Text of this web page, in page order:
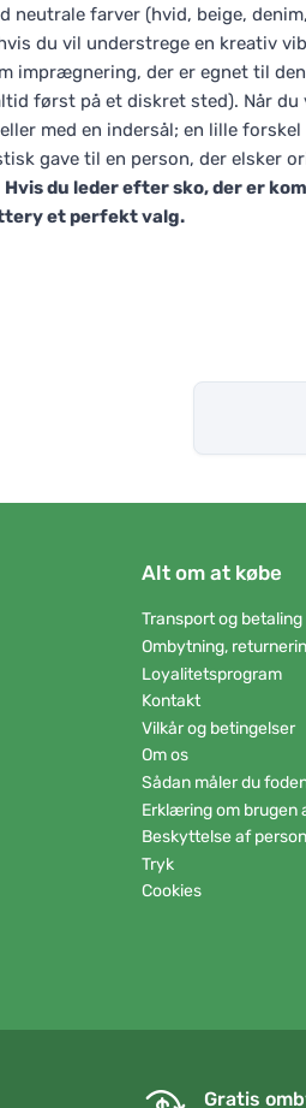
neutrale farver (hvid, beige,
du vil understrege en kreativ
imprægnering, der er egnet til
først på et diskret sted). Når
med en indersål; en lille
gave til en person, der elsker
Hvis du leder efter sko, der er
et perfekt valg.
Alt om at købe
Transport og betaling
Ombytning,
Loyalitetsprogram
Kontakt
Vilkår og betingelser
Om os
Sådan måler du
Erklæring om brugen
Beskyttelse af
Tryk
Cookies
Gratis